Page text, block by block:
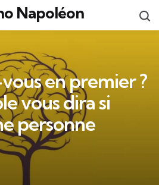
Napoléon
en premier ?
vous dira si
personne